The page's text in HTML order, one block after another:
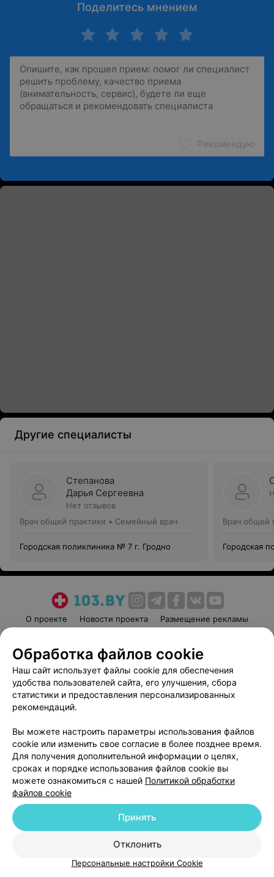
Поделитесь мнением
Рекомендую
Другие специалисты
Степанова
Дарья Сергеевна
Нет отзывов
Врач общей практики • Семейный врач
Городская поликлиника № 7 г. Гродно
Врач общей
Городская
О проекте Новости проекта
Размещение рекламы
Пользовательское соглашение
Способы оплаты
Вакансии
Партнеры
Написать руководителю 103.by
Обработка персональных данных
© 2026 ООО «Артокс Лаб», УНП 191700409
| 220012, Республика Беларусь,
Служба поддержки +375 291212755
Обработка файлов cookie
Наш сайт использует файлы cookie для обеспечения
удобства пользователей сайта, его улучшения, сбора
статистики и предоставления персонализированных
рекомендаций.
Вы можете настроить параметры использования файлов
cookie или изменить свое согласие в более позднее время.
Для получения дополнительной информации о целях,
сроках и порядке использования файлов cookie вы
можете ознакомиться с нашей Политикой обработки
файлов cookie
Отклонить
Принять
Персональные настройки Cookie